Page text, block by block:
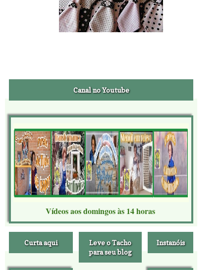
Canal no Youtube
Vídeos aos domingos às 14 horas
Curta aqui
Leve o Tacho
para seu blog
Instanóis